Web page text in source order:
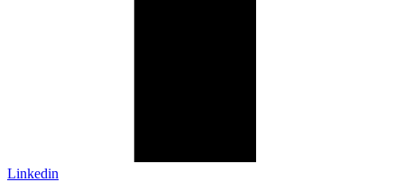
Linkedin